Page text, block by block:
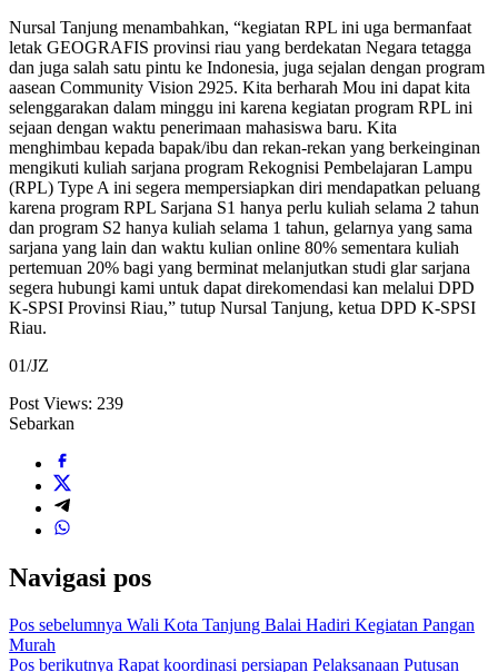
Nursal Tanjung menambahkan, “kegiatan RPL ini uga bermanfaat
letak GEOGRAFIS provinsi riau yang berdekatan Negara tetagga
dan juga salah satu pintu ke Indonesia, juga sejalan dengan program
aasean Community Vision 2925. Kita berharah Mou ini dapat kita
selenggarakan dalam minggu ini karena kegiatan program RPL ini
sejaan dengan waktu penerimaan mahasiswa baru. Kita
menghimbau kepada bapak/ibu dan rekan-rekan yang berkeinginan
mengikuti kuliah sarjana program Rekognisi Pembelajaran Lampu
(RPL) Type A ini segera mempersiapkan diri mendapatkan peluang
karena program RPL Sarjana S1 hanya perlu kuliah selama 2 tahun
dan program S2 hanya kuliah selama 1 tahun, gelarnya yang sama
sarjana yang lain dan waktu kulian online 80% sementara kuliah
pertemuan 20% bagi yang berminat melanjutkan studi glar sarjana
segera hubungi kami untuk dapat direkomendasi kan melalui DPD
K-SPSI Provinsi Riau,” tutup Nursal Tanjung, ketua DPD K-SPSI
Riau.
01/JZ
Post Views: 239
Sebarkan
Navigasi pos
Pos sebelumnya Wali Kota Tanjung Balai Hadiri Kegiatan Pangan
Murah
Pos berikutnya Rapat koordinasi persiapan Pelaksanaan Putusan